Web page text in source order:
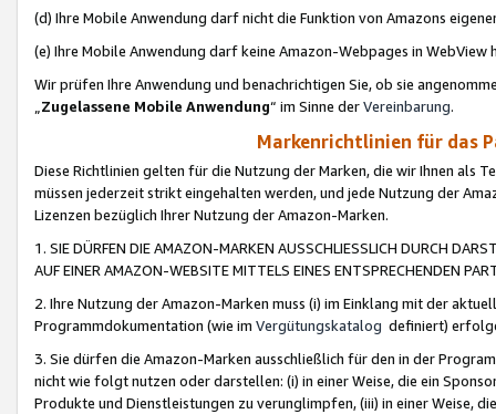
(d) Ihre Mobile Anwendung darf nicht die Funktion von Amazons
(e) Ihre Mobile Anwendung darf keine Amazon-Webpages in WebView
Wir prüfen Ihre Anwendung und benachrichtigen Sie, ob sie
„Zugelassene Mobile Anwendung“ im Sinne derVereinbarung.
Markenrichtlinien für das
Diese Richtlinien gelten für die Nutzung der Marken, die wir Ihnen als
müssen jederzeit strikt eingehalten werden, und jede Nutzung der
Lizenzen bezüglich Ihrer Nutzung der Amazon-Marken.
1. SIE DÜRFEN DIE AMAZON-MARKEN AUSSCHLIESSLICH DURCH
AUF EINER AMAZON-WEBSITE MITTELS EINES ENTSPRECHENDEN
2. Ihre Nutzung der Amazon-Marken muss (i) im Einklang mit der
Programmdokumentation (wie im Vergütungskatalog definiert)
3. Sie dürfen die Amazon-Marken ausschließlich für den in der
nicht wie folgt nutzen oder darstellen: (i) in einer Weise, die ein
Produkte und Dienstleistungen zu verunglimpfen, (iii) in einer Weise,